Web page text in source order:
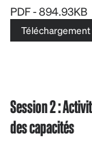
PDF - 894.93KB
Téléchargement
Session 2 :
des capacités